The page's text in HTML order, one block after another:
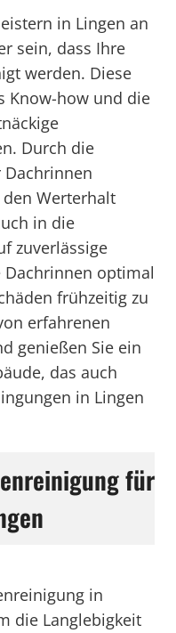
in Lingen an
sein, dass Ihre
werden. Diese
Know-how und die
Durch die
Werterhalt
in die
zuverlässige
Dachrinnen optimal
frühzeitig zu
erfahrenen
genießen Sie ein
das auch
in Lingen
für
in
die Langlebigkeit